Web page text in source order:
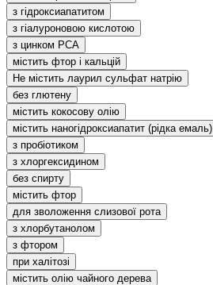
з гідроксиапатитом
з гіалуроновою кислотою
з цинком РСА
містить фтор і кальцій
Не містить лаурил сульфат натрію
без глютену
містить кокосову олію
містить наногідроксиапатит (рідка емаль)
з пробіотиком
з хлоргексидином
без спирту
містить фтор
для зволоження слизової рота
з хлорбутанолом
з фтором
при халітозі
містить олію чайного дерева